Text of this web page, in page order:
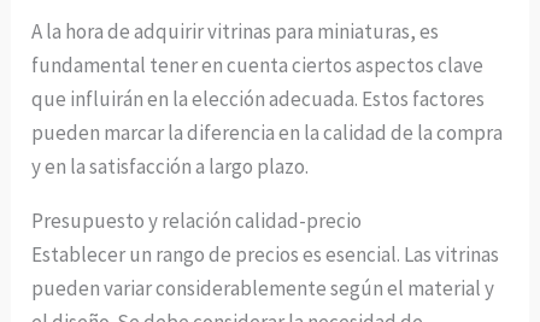
A la hora de adquirir vitrinas para miniaturas, es
fundamental tener en cuenta ciertos aspectos clave
que influirán en la elección adecuada. Estos factores
pueden marcar la diferencia en la calidad de la compra
y en la satisfacción a largo plazo.
Presupuesto y relación calidad-precio
Establecer un rango de precios es esencial. Las vitrinas
pueden variar considerablemente según el material y